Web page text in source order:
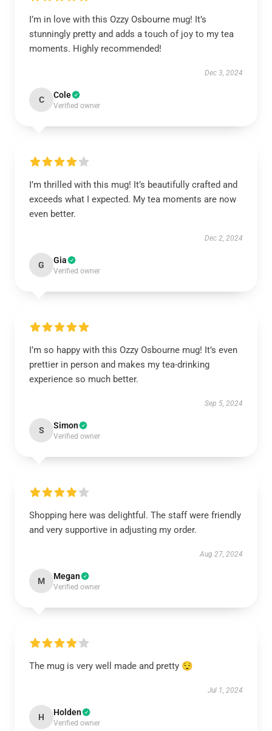
I’m in love with this Ozzy Osbourne mug! It’s
stunningly pretty and adds a touch of joy to my tea
moments. Highly recommended!
Dec 3, 2024
C Cole
Verified owner
I’m thrilled with this mug! It’s beautifully crafted and
exceeds what I expected. My tea moments are now
even better.
Dec 2, 2024
G Gia
Verified owner
I’m so happy with this Ozzy Osbourne mug! It’s even
prettier in person and makes my tea-drinking
experience so much better.
Sep 5, 2024
S Simon
Verified owner
Shopping here was delightful. The staff were friendly
and very supportive in adjusting my order.
Aug 27, 2024
M Megan
Verified owner
The mug is very well made and pretty 😌
Jul 1, 2024
H Holden
Verified owner